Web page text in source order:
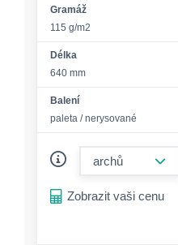
Gramáž
115 g/m2
Délka
640 mm
Balení
paleta / nerysované
Zobrazit vaši cenu